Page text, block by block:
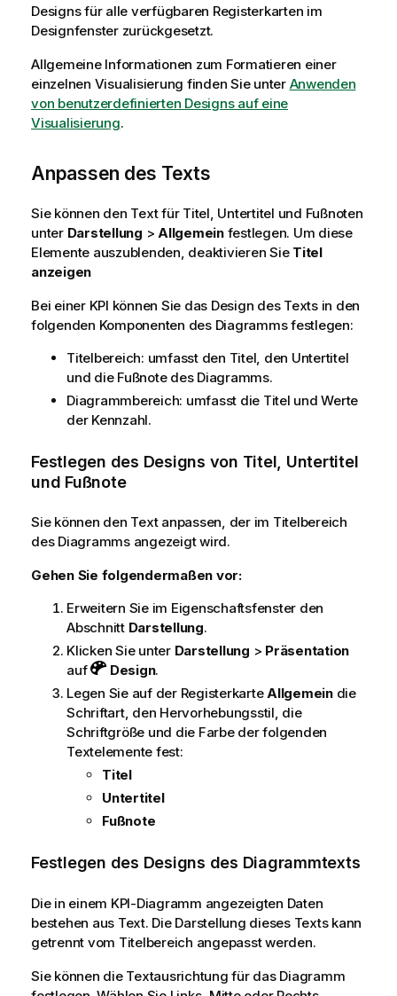
Designs für alle verfügbaren Registerkarten im
Designfenster zurückgesetzt.
Allgemeine Informationen zum Formatieren einer
einzelnen Visualisierung finden Sie unter Anwenden
von benutzerdefinierten Designs auf eine
Visualisierung.
Anpassen des Texts
Sie können den Text für Titel, Untertitel und Fußnoten
unter Darstellung > Allgemeinfestlegen. Um diese
Elemente auszublenden, deaktivieren Sie Titel
anzeigen
Bei einer KPI können Sie das Design des Texts in den
folgenden Komponenten des Diagramms festlegen:
Titelbereich: umfasst den Titel, den Untertitel
und die Fußnote des Diagramms.
Diagrammbereich: umfasst die Titel und Werte
der Kennzahl.
Festlegen des Designs von Titel, Untertitel
und Fußnote
Sie können den Text anpassen, der im Titelbereich
des Diagramms angezeigt wird.
Gehen Sie folgendermaßen vor:
Erweitern Sie im Eigenschaftsfenster den
Abschnitt Darstellung.
Klicken Sie unter Darstellung > Präsentation
auf
Design.
Legen Sie auf der RegisterkarteAllgemeindie
Schriftart, den Hervorhebungsstil, die
Schriftgröße und die Farbe der folgenden
Textelemente fest:
Titel
Untertitel
Fußnote
Festlegen des Designs des Diagrammtexts
Die in einem KPI-Diagramm angezeigten Daten
bestehen aus Text. Die Darstellung dieses Texts kann
getrennt vom Titelbereich angepasst werden.
Sie können die Textausrichtung für das Diagramm